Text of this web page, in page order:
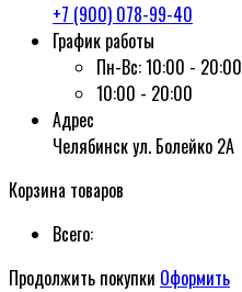
+7 (900) 078-99-40
График работы
Пн-Вс:10:00 - 20:00
10:00 - 20:00
Адрес
Челябинск ул. Болейко 2А
Корзина товаров
Всего:
Продолжить покупки Оформить